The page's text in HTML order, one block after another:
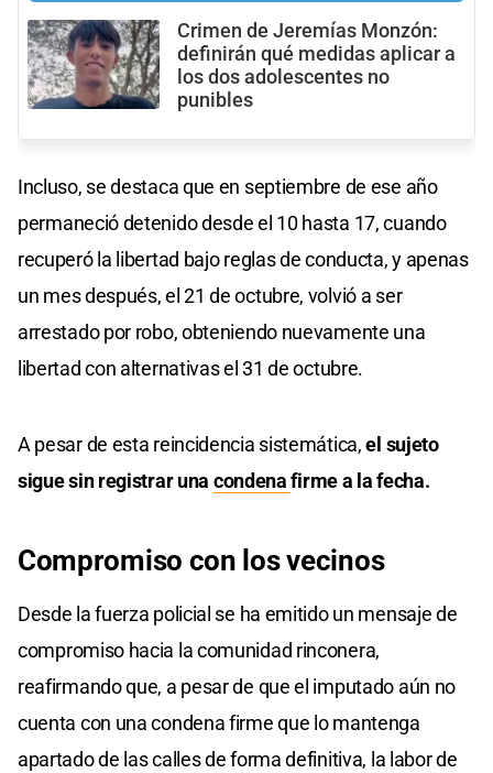
Crimen de Jeremías Monzón:
definirán qué medidas aplicar a
los dos adolescentes no
punibles
Incluso, se destaca que en septiembre de ese año
permaneció detenido desde el 10 hasta 17, cuando
recuperó la libertad bajo reglas de conducta, y apenas
un mes después, el 21 de octubre, volvió a ser
arrestado por robo, obteniendo nuevamente una
libertad con alternativas el 31 de octubre.
A pesar de esta reincidencia sistemática,el sujeto
sigue sin registrar una condenafirme a la fecha.
Compromiso con los vecinos
Desde la fuerza policial se ha emitido un mensaje de
compromiso hacia la comunidad rinconera,
reafirmando que, a pesar de que el imputado aún no
cuenta con una condena firme que lo mantenga
apartado de las calles de forma definitiva, la labor de